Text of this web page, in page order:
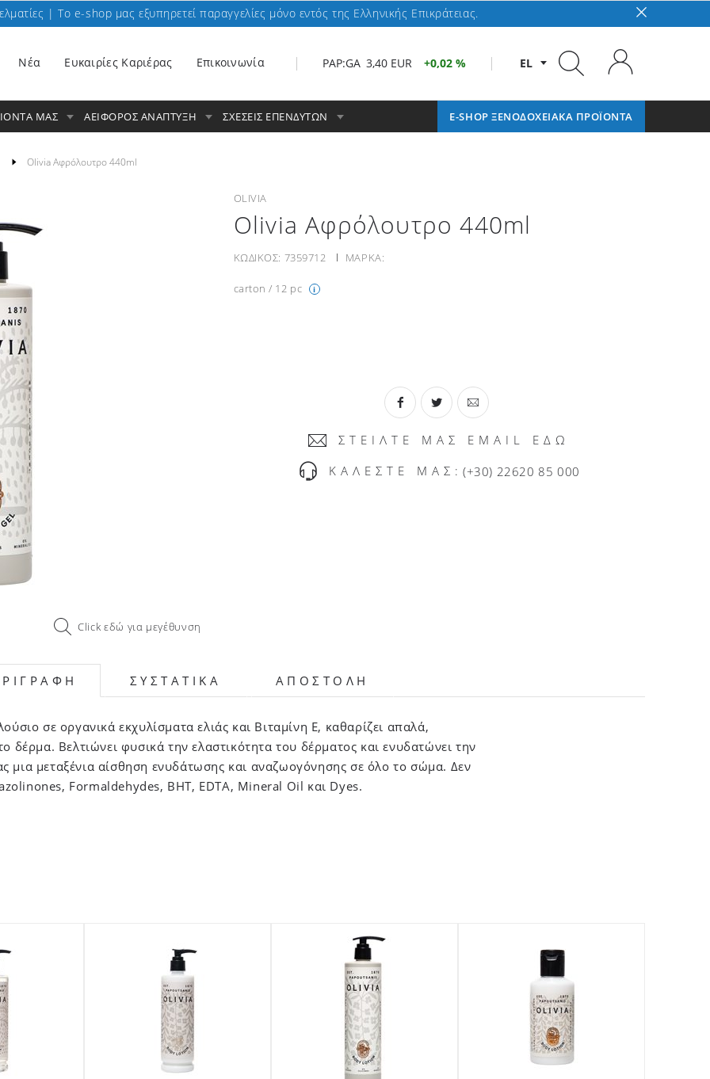
| To e-shop μας εξυπηρετεί παραγγελίες μόνο εντός της Ελληνικής Επικράτειας.
EL
PAP:GA 3,40 EUR 0,02 %
Nέα Ευκαιρίες Καριέρας Επικοινωνία
E-SHOP ΞΕΝΟΔΟΧΕΙΑΚΑ ΠΡΟΪΟΝΤΑ
ΜΑΣ ΑΕΙΦΟΡΟΣ ΑΝΑΠΤΥΞΗ ΣΧΕΣΕΙΣ ΕΠΕΝΔΥΤΩΝ
Olivia Αφρόλουτρο 440ml
Click εδώ για μεγέθυνση
OLIVIA
Olivia Αφρόλουτρο 440ml
ΚΩΔΙΚΟΣ: 7359712 ΜΑΡΚΑ:
carton / 12 pc i
ΣΤΕΙΛΤΕ ΜΑΣ EMAIL ΕΔΩ
ΚΑΛΕΣΤΕ ΜΑΣ: (+30) 22620 85 000
ΣΥΣΤΑΤΙΚΑ ΑΠΟΣΤΟΛΗ
σε οργανικά εκχυλίσματα ελιάς και Βιταμίνη Ε, καθαρίζει απαλά,
δέρμα. Βελτιώνει φυσικά την ελαστικότητα του δέρματος και ενυδατώνει την
μια μεταξένια αίσθηση ενυδάτωσης και αναζωογόνησης σε όλο το σώμα. Δεν
Formaldehydes, BHT, EDTA, Mineral Oil και Dyes.